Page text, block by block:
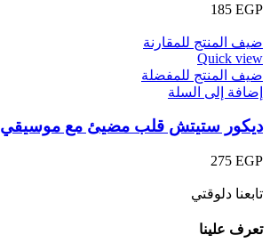
185 EGP
ضيف المنتج للمقارنة
Quick view
ضيف المنتج للمفضلة
إضافة إلى السلة
ديكور ستيتش قلب مضيئ مع موسيقي
275 EGP
تابعنا دلوقتي
تعرف علينا